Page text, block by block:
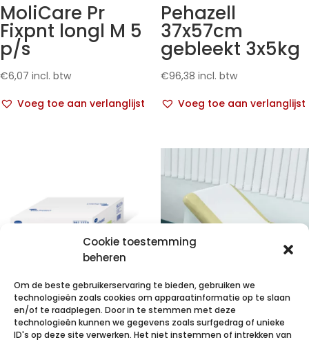
Cookie toestemming
beheren
Om de beste gebruikerservaring te bieden, gebruiken we
technologieën zoals cookies om apparaatinformatie op te slaan
en/of te raadplegen. Door in te stemmen met deze
technologieën kunnen we gegevens zoals surfgedrag of unieke
ID's op deze site verwerken. Het niet instemmen of intrekken van
MoliCare Pr
Fixpnt longl M 5
p/s
€6,07 incl. btw
Voeg toe aan verlanglijst
Pehazell
37x57cm
gebleekt 3x5kg
€96,38 incl. btw
Voeg toe aan verlanglijst
VALAPROTECT
basic
VALAROLL duo
50cmx50m 2lg